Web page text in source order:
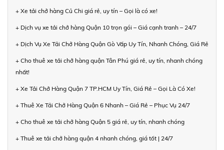
+ Xe tải chở hàng Củ Chi giá rẻ, uy tín – Gọi là có xe!
+ Dịch vụ xe tải chở hàng Quận 10 trọn gói – Giá cạnh tranh – 24/7
+ Dịch Vụ Xe Tải Chở Hàng Quận Gò Vấp Uy Tín, Nhanh Chóng, Giá Rẻ
+ Cho thuê xe tải chở hàng quận Tân Phú giá rẻ, uy tín, nhanh chóng
nhất!
+ Xe Tải Chở Hàng Quận 7 TP.HCM Uy Tín, Giá Rẻ – Gọi Là Có Xe!
+ Thuê Xe Tải Chở Hàng Quận 6 Nhanh – Giá Rẻ – Phục Vụ 24/7
+ Cho thuê xe tải chở hàng Quận 5 giá rẻ, uy tín, nhanh chóng
+ Thuê xe tải chở hàng quận 4 nhanh chóng, giá tốt | 24/7